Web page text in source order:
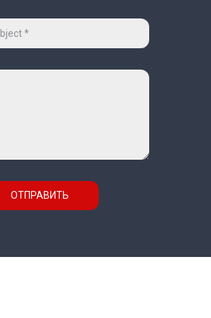
ОТПРАВИТЬ